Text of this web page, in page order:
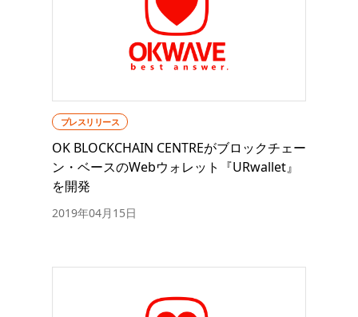
プレスリリース
OK BLOCKCHAIN CENTREがブロックチェー
ン・ベースのWebウォレット『URwallet』
を開発
2019年04月15日